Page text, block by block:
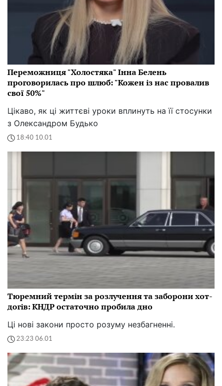
Переможниця "Холостяка" Інна Белень
проговорилась про шлюб: "Кожен із нас провалив
свої 50%"
Цікаво, як ці життєві уроки вплинуть на її стосунки
з Олександром Будько
18:40 10.01
Тюремний термін за розлучення та заборони хот-
догів: КНДР остаточно пробила дно
Ці нові закони просто розуму незбагненні.
23:23 06.01